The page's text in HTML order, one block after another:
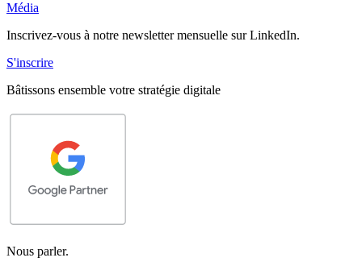
Média
Inscrivez-vous à notre newslettermensuelle sur LinkedIn.
S'inscrire
Bâtissons ensemble votre stratégie digitale
Nous parler.